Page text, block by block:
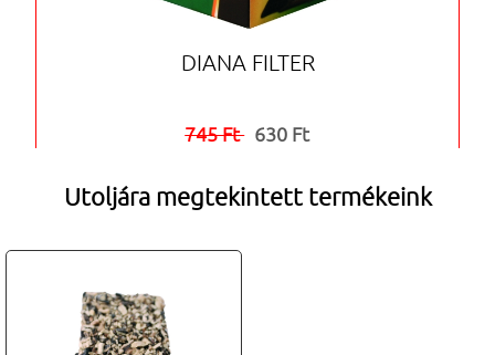
DIANA FILTER
745 Ft 630 Ft
Utoljára megtekintett termékeink